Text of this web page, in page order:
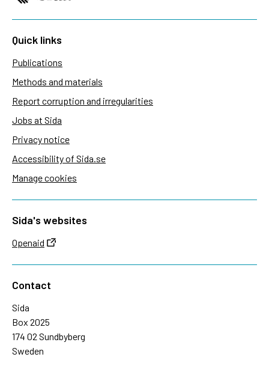
Quick links
Publications
Methods and materials
Report corruption and irregularities
Jobs at Sida
Privacy notice
Accessibility of Sida.se
Manage cookies
Sida's websites
Openaid
Contact
Sida
Box 2025
174 02 Sundbyberg
Sweden